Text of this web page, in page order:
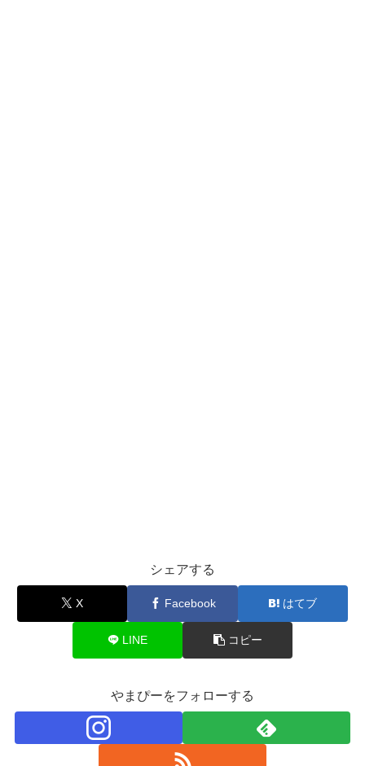
シェアする
X Facebook はてブ
LINE コピー
やまぴーをフォローする